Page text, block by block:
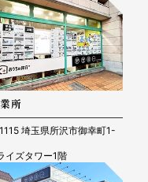
所
埼玉県所沢市御幸町1-
イズタワー1階